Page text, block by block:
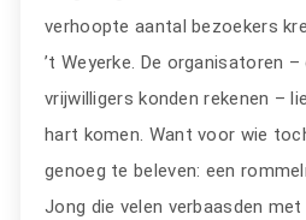
verhoopte aantal bezoekers
’t Weyerke. De organisatoren
vrijwilligers konden rekenen –
hart komen. Want voor wie
genoeg te beleven: een
Jong die velen verbaasden